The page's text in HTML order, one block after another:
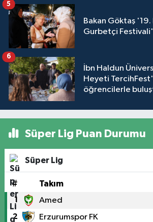
Bakan Göktaş
Gurbetçi
5
İbn Haldun
Heyeti
öğrencilerle
6
Süper Lig Puan Durumu
Süper Lig
# Takım
1 Amed
2 Erzurumspor FK